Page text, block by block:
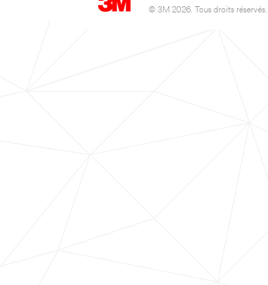
© 3M 2026. Tous droits réservés.